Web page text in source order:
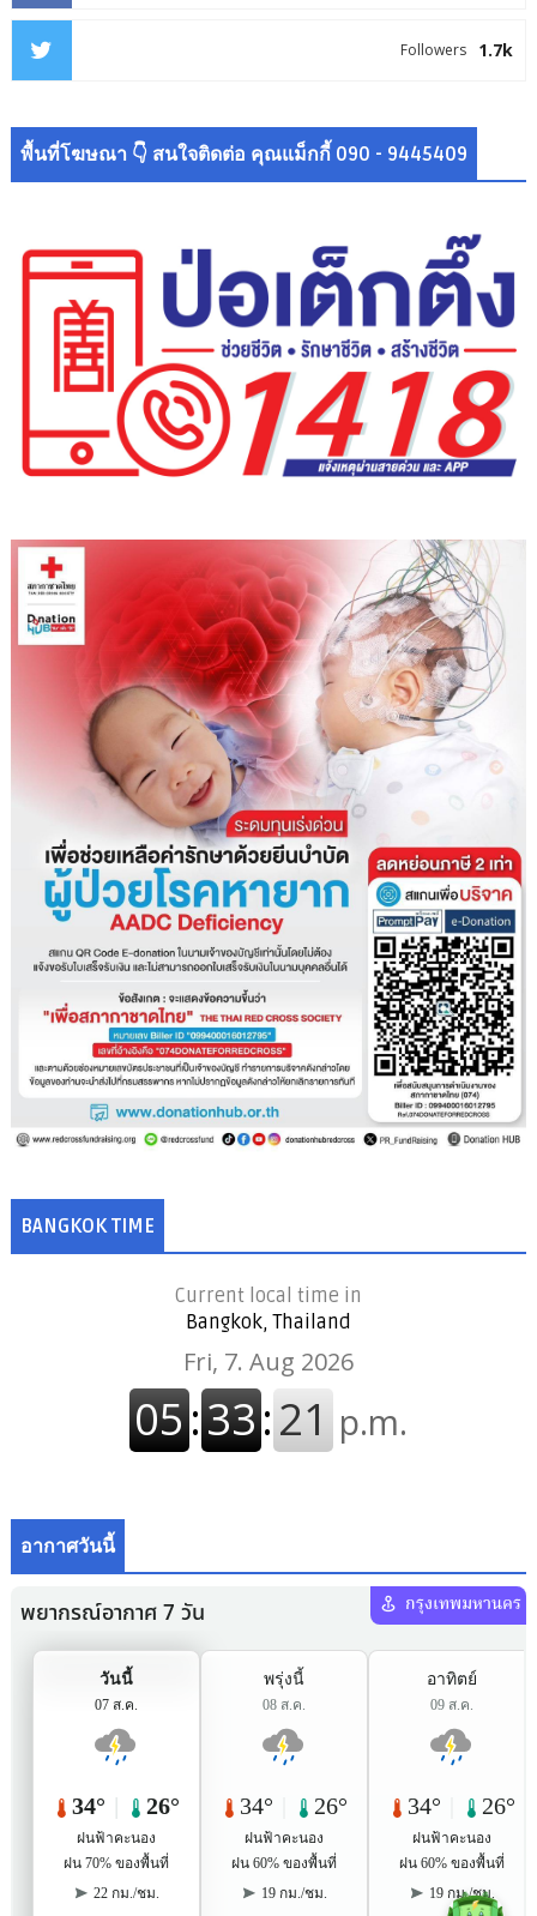
1.7k
Followers
พื้นที่โฆษณา 👇 สนใจติดต่อ คุณแม็กกี้ 090 - 9445409
BANGKOK TIME
Current local time in
Bangkok, Thailand
อากาศวันนี้